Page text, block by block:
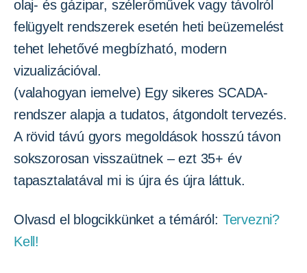
olaj‑ és gázipar, szélerőművek vagy távolról
felügyelt rendszerek esetén heti beüzemelést
tehet lehetővé megbízható, modern
vizualizációval.
(valahogyan iemelve) Egy sikeres SCADA-
rendszer alapja a tudatos, átgondolt tervezés.
A rövid távú gyors megoldások hosszú távon
sokszorosan visszaütnek – ezt 35+ év
tapasztalatával mi is újra és újra láttuk.
Olvasd el blogcikkünket a témáról: Tervezni?
Kell!